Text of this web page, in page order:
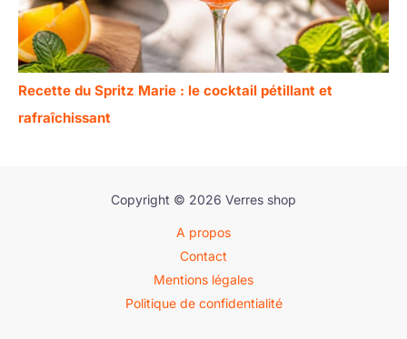
Recette du Spritz Marie : le cocktail pétillant et
rafraîchissant
Copyright © 2026 Verres shop
A propos
Contact
Mentions légales
Politique de confidentialité